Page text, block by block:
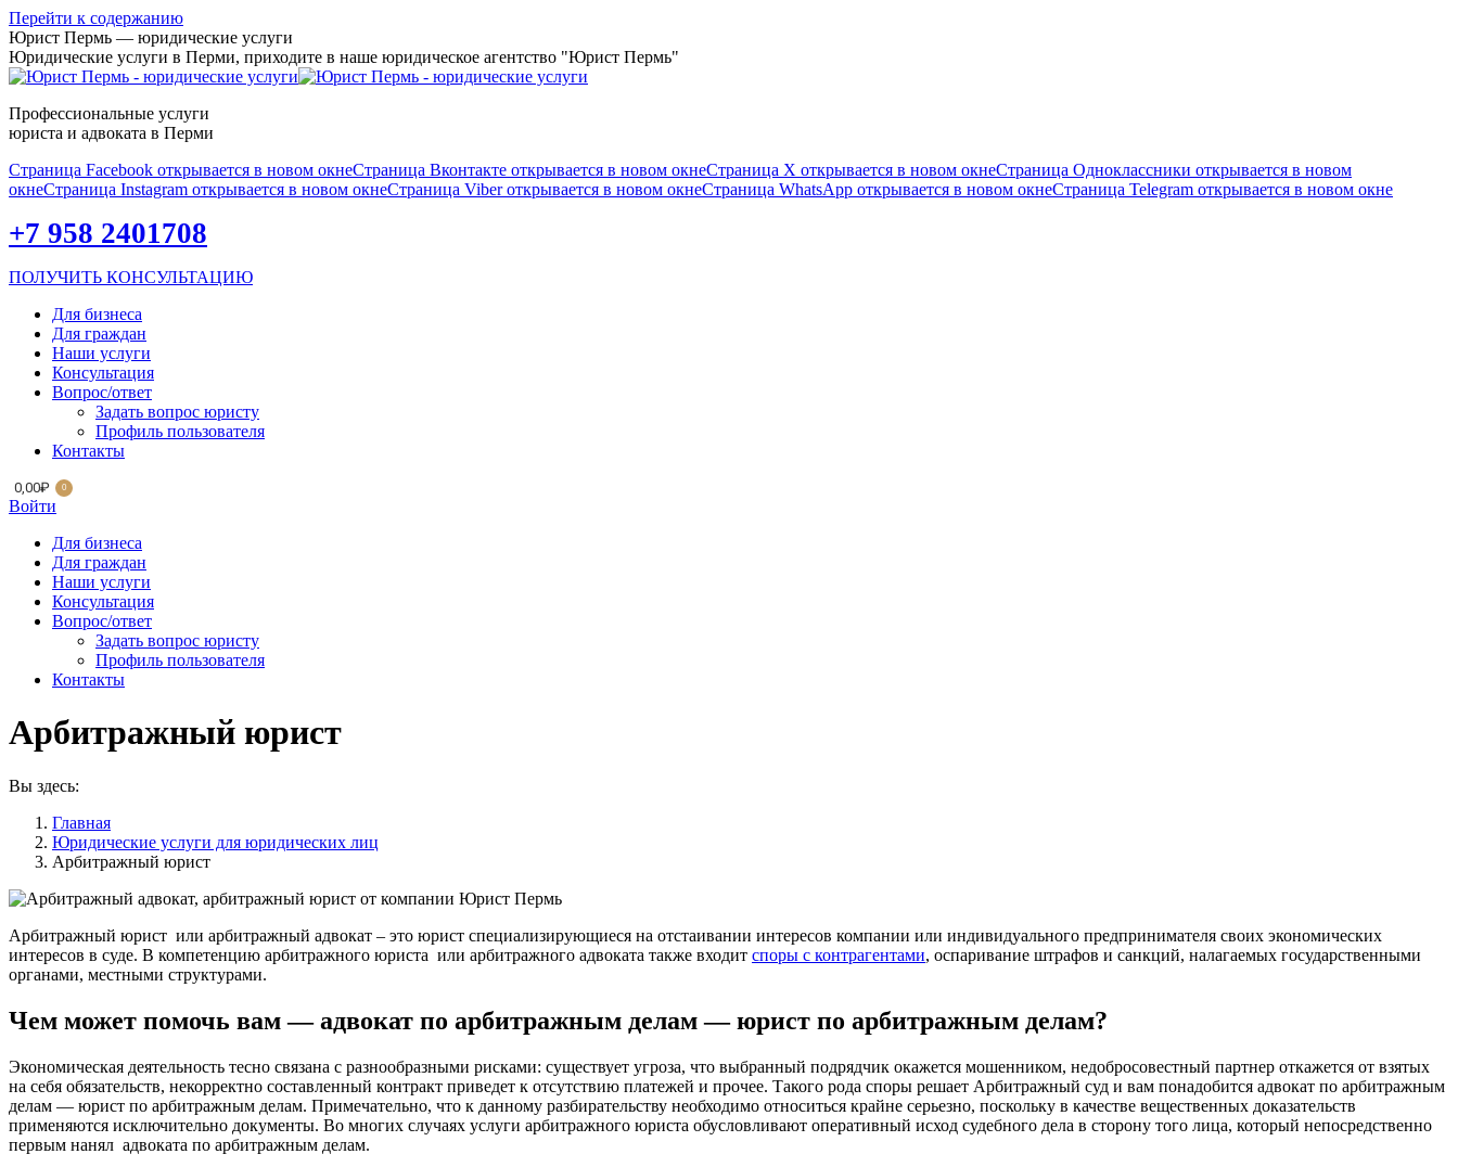
Перейти к содержанию
Юрист Пермь — юридические услуги
Юридические услуги в Перми, приходите в наше юридическое агентство "Юрист Пермь"
Профессиональные услуги
юриста и адвоката в Перми
Страница Facebook открывается в новом окнеСтраница Вконтакте открывается в новом окнеСтраница X открывается в новом окнеСтраница Одноклассники открывается в новом
окнеСтраница Instagram открывается в новом окнеСтраница Viber открывается в новом окнеСтраница WhatsApp открывается в новом окнеСтраница Telegram открывается в новом окне
+7 958 2401708
ПОЛУЧИТЬ КОНСУЛЬТАЦИЮ
Для бизнеса
Для граждан
Наши услуги
Консультация
Вопрос/ответ
Задать вопрос юристу
Профиль пользователя
Контакты
0,00₽ 0
Войти
Для бизнеса
Для граждан
Наши услуги
Консультация
Вопрос/ответ
Задать вопрос юристу
Профиль пользователя
Контакты
Арбитражный юрист
Вы здесь:
Главная
Юридические услуги для юридических лиц
Арбитражный юрист
Арбитражный юрист или арбитражный адвокат – это юрист специализирующиеся на отстаивании интересов компании или индивидуального предпринимателя своих экономических
интересов в суде. В компетенцию арбитражного юриста или арбитражного адвоката также входит споры с контрагентами, оспаривание штрафов и санкций, налагаемых государственными
органами, местными структурами.
Чем может помочь вам — адвокат по арбитражным делам — юрист по арбитражным делам?
Экономическая деятельность тесно связана с разнообразными рисками: существует угроза, что выбранный подрядчик окажется мошенником, недобросовестный партнер откажется от взятых
на себя обязательств, некорректно составленный контракт приведет к отсутствию платежей и прочее. Такого рода споры решает Арбитражный суд и вам понадобится адвокат по арбитражным
делам — юрист по арбитражным делам. Примечательно, что к данному разбирательству необходимо относиться крайне серьезно, поскольку в качестве вещественных доказательств
применяются исключительно документы. Во многих случаях услуги арбитражного юриста обусловливают оперативный исход судебного дела в сторону того лица, который непосредственно
первым нанял адвоката по арбитражным делам.